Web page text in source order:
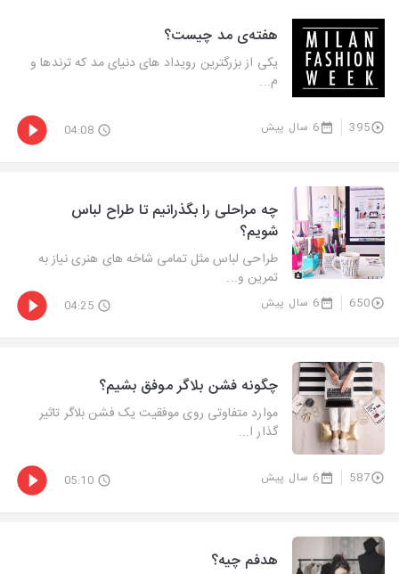
هفته‌ی مد چیست؟
یکی از بزرگترین رویداد های دنیای مد که ترند‌ها و
م...
395 6 سال پیش 04:08
چه مراحلی را بگذرانیم تا طراح لباس
شویم؟
طراحی لباس مثل تمامی شاخه های هنری نیاز به
تمرین و...
650 6 سال پیش 04:25
چگونه فشن بلاگر موفق بشیم؟
موارد متفاوتی روی موفقیت یک فشن بلاگر تاثیر
گذار ا...
587 6 سال پیش 05:10
هدفم چیه؟